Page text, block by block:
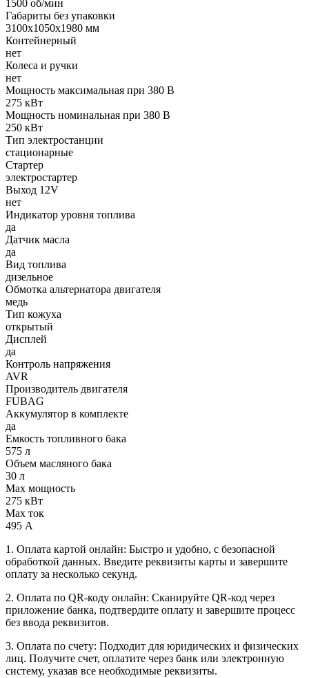
1500 об/мин
Габариты без упаковки
3100х1050х1980 мм
Контейнерный
нет
Колеса и ручки
нет
Мощность максимальная при 380 В
275 кВт
Мощность номинальная при 380 В
250 кВт
Тип электростанции
стационарные
Стартер
электростартер
Выход 12V
нет
Индикатор уровня топлива
да
Датчик масла
да
Вид топлива
дизельное
Обмотка альтернатора двигателя
медь
Тип кожуха
открытый
Дисплей
да
Контроль напряжения
AVR
Производитель двигателя
FUBAG
Аккумулятор в комплекте
да
Емкость топливного бака
575 л
Объем масляного бака
30 л
Max мощность
275 кВт
Max ток
495 А
1. Оплата картой онлайн: Быстро и удобно, с безопасной
обработкой данных. Введите реквизиты карты и завершите
оплату за несколько секунд.
2. Оплата по QR-коду онлайн: Сканируйте QR-код через
приложение банка, подтвердите оплату и завершите процесс
без ввода реквизитов.
3. Оплата по счету: Подходит для юридических и физических
лиц. Получите счет, оплатите через банк или электронную
систему, указав все необходимые реквизиты.